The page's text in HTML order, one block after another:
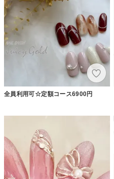
全員利用可☆定額コース6900円